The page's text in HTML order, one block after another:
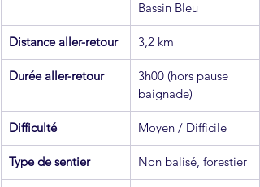
Bassin Bleu
Distance aller-retour 3,2 km
Durée aller-retour
3h00 (hors pause
baignade)
Difficulté Moyen / Difficile
Type de sentier Non balisé, forestier